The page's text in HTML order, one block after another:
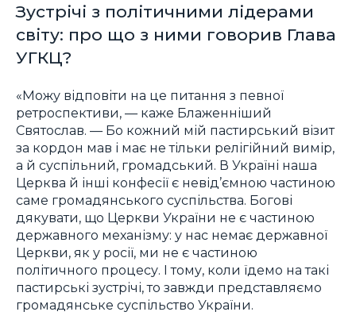
Зустрічі з політичними лідерами
світу: про що з ними говорив Глава
УГКЦ?
«Можу відповіти на це питання з певної
ретроспективи, — каже Блаженніший
Святослав. — Бо кожний мій пастирський візит
за кордон мав і має не тільки релігійний вимір,
а й суспільний, громадський. В Україні наша
Церква й інші конфесії є невід’ємною частиною
саме громадянського суспільства. Богові
дякувати, що Церкви України не є частиною
державного механізму: у нас немає державної
Церкви, як у росії, ми не є частиною
політичного процесу. І тому, коли їдемо на такі
пастирські зустрічі, то завжди представляємо
громадянське суспільство України.